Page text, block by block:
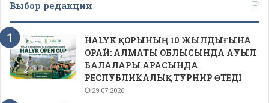
Выбор редакции
HALYK ҚОРЫНЫҢ 10 ЖЫЛДЫҒЫНА
ОРАЙ: АЛМАТЫ ОБЛЫСЫНДА АУЫЛ
БАЛАЛАРЫ АРАСЫНДА
РЕСПУБЛИКАЛЫҚ ТУРНИР ӨТЕДІ
29.07.2026